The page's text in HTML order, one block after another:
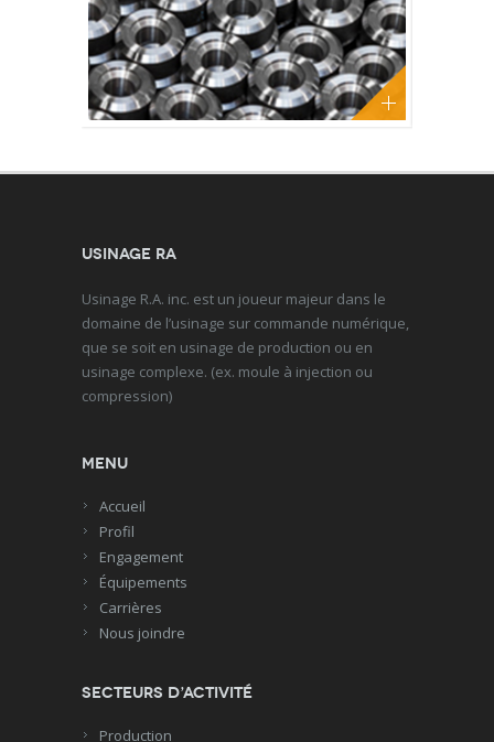
Usinage RA
Usinage R.A. inc. est un joueur majeur dans le
domaine de l’usinage sur commande numérique,
que se soit en usinage de production ou en
usinage complexe. (ex. moule à injection ou
compression)
Menu
Accueil
Profil
Engagement
Équipements
Carrières
Nous joindre
Secteurs d’activité
Production